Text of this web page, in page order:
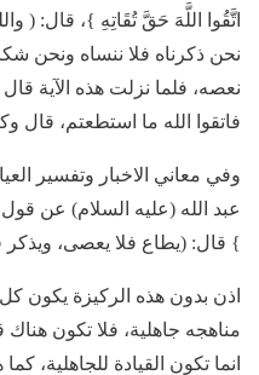
اتَّقُوا اللَّهَ حَقَّ تُقَاتِهِ }، قال: (
نحن ذكرناه فلا ننساه ونحن
نعصه، فلما نزلت هذه الآية
فاتقوا الله ما استطعتم، قال
وفي معاني الاخبار وتفسير
عبد الله (عليه السلام) عن
} قال: (يطاع فلا يعصى، ويذكر
اذن بدون هذه الركيزة يكون كل
مناهجه جاهلية، فلا تكون
انما تكون القيادة للجاهلية،